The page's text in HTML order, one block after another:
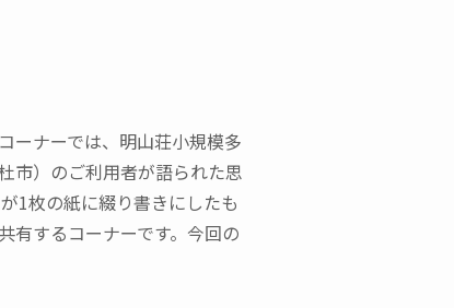
ーナーでは、明山荘小規模多
市）のご利用者が語られた思
1枚の紙に綴り書きにしたも
有するコーナーです。今回の